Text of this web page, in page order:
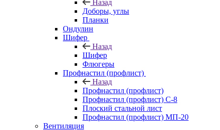
Назад
Доборы, углы
Планки
Ондулин
Шифер
Назад
Шифер
Флюгеры
Профнастил (профлист)
Назад
Профнастил (профлист)
Профнастил (профлист) С-8
Плоский стальной лист
Профнастил (профлист) МП-20
Вентиляция